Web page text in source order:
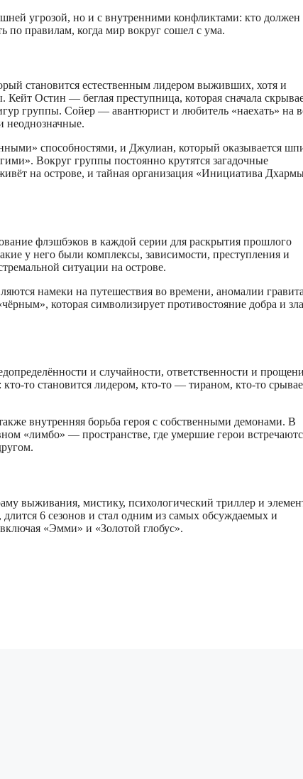
угрозой, но и с внутренними конфликтами: кто должен
по правилам, когда мир вокруг сошел с ума.
становится естественным лидером выживших, хотя и
Кейт Остин — беглая преступница, которая сначала
группы. Сойер — авантюрист и любитель «наехать» на
неоднозначные.
способностями, и Джулиан, который оказывается
Вокруг группы постоянно крутятся загадочные
на острове, и тайная организация «Инициатива
флэшбэков в каждой серии для раскрытия прошлого
у него были комплексы, зависимости, преступления и
ситуации на острове.
намеки на путешествия во времени, аномалии
которая символизирует противостояние добра и зла
и случайности, ответственности и
становится лидером, кто‑то — тираном, кто‑то
внутренняя борьба героя с собственными демонами. В
«лимбо» — пространстве, где умершие герои
выживания, мистику, психологический триллер и
6 сезонов и стал одним из самых обсуждаемых и
«Эмми» и «Золотой глобус».